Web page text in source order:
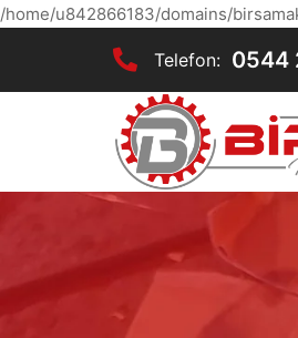
/home/u842866183/domains/
Telefon: 0544